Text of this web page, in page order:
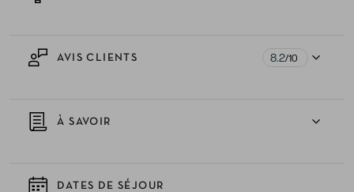
AVIS CLIENTS 8.2/10
À SAVOIR
DATES DE SÉJOUR